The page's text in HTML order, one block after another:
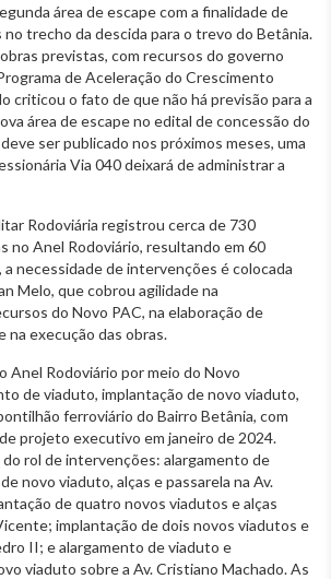
área de escape com a finalidade de
trecho da descida para o trevo do Betânia.
previstas, com recursos do governo
de Aceleração do Crescimento
criticou o fato de que não há previsão para a
área de escape no edital de concessão do
ser publicado nos próximos meses, uma
Via 040 deixará de administrar a
Rodoviária registrou cerca de 730
no Anel Rodoviário, resultando em 60
necessidade de intervenções é colocada
Melo, que cobrou agilidade na
do Novo PAC, na elaboração de
execução das obras.
Anel Rodoviário por meio do Novo
de viaduto, implantação de novo viaduto,
ferroviário do Bairro Betânia, com
projeto executivo em janeiro de 2024.
do rol de intervenções: alargamento de
novo viaduto, alças e passarela na Av.
de quatro novos viadutos e alças
implantação de dois novos viadutos e
II; e alargamento de viaduto e
viaduto sobre a Av. Cristiano Machado. As